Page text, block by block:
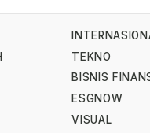
TEKNO
BISNIS
ESGNOW
VISUAL